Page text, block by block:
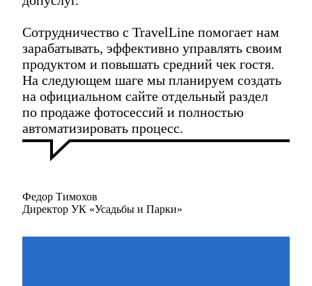
Сотрудничество с TravelLine помогает нам
зарабатывать, эффективно управлять своим
продуктом и повышать средний чек гостя.
На следующем шаге мы планируем создать
на официальном сайте отдельный раздел
по продаже фотосессий и полностью
автоматизировать процесс.
Федор Тимохов
Директор УК «Усадьбы и Парки»